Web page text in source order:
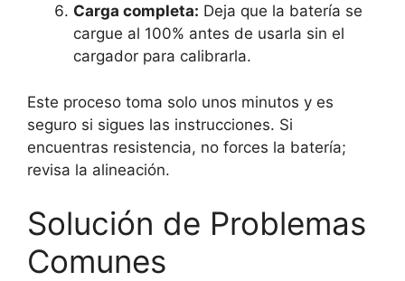
Carga completa: Deja que la batería se
cargue al 100% antes de usarla sin el
cargador para calibrarla.
Este proceso toma solo unos minutos y es
seguro si sigues las instrucciones. Si
encuentras resistencia, no forces la batería;
revisa la alineación.
Solución de Problemas
Comunes